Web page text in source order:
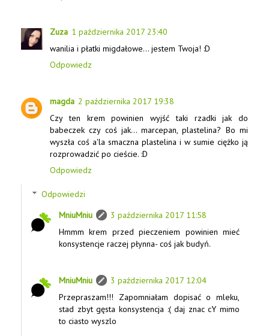
Zuza 1 października 2017 23:40
wanilia i płatki migdałowe... jestem Twoja! :D
Odpowiedz
magda 2 października 2017 19:38
Czy ten krem powinien wyjść taki rzadki jak do
babeczek czy coś jak... marcepan, plastelina? Bo mi
wyszła coś a'la smaczna plastelina i w sumie ciężko ją
rozprowadzić po cieście. :D
Odpowiedz
Odpowiedzi
MniuMniu
3 października 2017 11:58
Hmmm krem przed pieczeniem powinien mieć
konsystencje raczej płynna- coś jak budyń.
MniuMniu
3 października 2017 12:04
Przepraszam!!! Zapomniałam dopisać o mleku,
stad zbyt gęsta konsystencja :( daj znac cY mimo
to ciasto wyszlo